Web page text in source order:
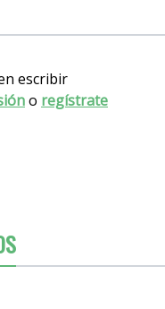
escribir
o regístrate